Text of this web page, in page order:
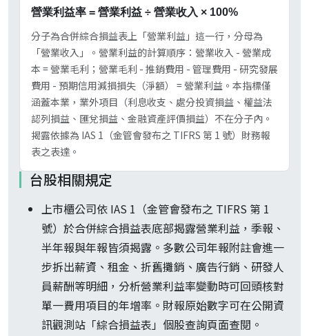
營業利益率 = 營業利益 ÷ 營業收入 × 100%
分子為合併綜合損益表上「營業利益」這一行，分母為
「營業收入」。營業利益的計算順序：營業收入 - 營業成
本 = 營業毛利；營業毛利 - 推銷費用 - 管理費用 - 研究發展
費用 - 預期信用減損損失（淨額） = 營業利益。本指標僅
涵蓋本業，業外項目（利息收支、處分投資損益、權益法
認列損益、匯兌損益、金融資產評價損益）不在分子內。
揭露依據為 IAS 1（金管會發布之 TIFRS 第 1 號）財務報
表之表達。
台股相關規定
上市櫃公司依 IAS 1（金管會發布之 TIFRS 第 1
號）於合併綜合損益表底部揭露營業利益，季報、
半年報與年報皆須揭露。多數公司年報附註會進一
步拆出薪資、租金、折舊攤銷、廣告行銷、研發人
員薪酬等明細，分析營業利益率變動時可回頭核對
單一費用項目的年增率。財報原始數字可在公開資
訊觀測站「綜合損益表」個股查詢頁面查閱。